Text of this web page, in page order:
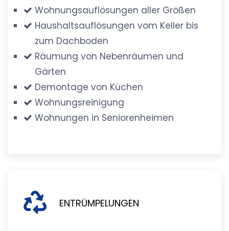
Wohnungsauflösungen aller Größen
Haushaltsauflösungen vom Keller bis
zum Dachboden
Räumung von Nebenräumen und
Gärten
Demontage von Küchen
Wohnungsreinigung
Wohnungen in Seniorenheimen
ENTRÜMPELUNGEN